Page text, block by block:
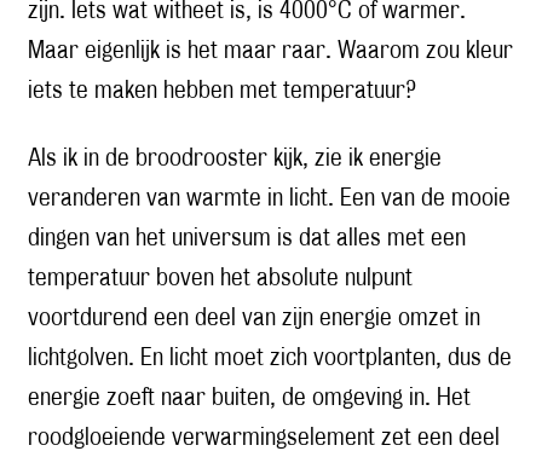
zijn. Iets wat witheet is, is 4000°C of warmer.
Maar eigenlijk is het maar raar. Waarom zou kleur
iets te maken hebben met temperatuur?
Als ik in de broodrooster kijk, zie ik energie
veranderen van warmte in licht. Een van de mooie
dingen van het universum is dat alles met een
temperatuur boven het absolute nulpunt
voortdurend een deel van zijn energie omzet in
lichtgolven. En licht moet zich voortplanten, dus de
energie zoeft naar buiten, de omgeving in. Het
roodgloeiende verwarmingselement zet een deel